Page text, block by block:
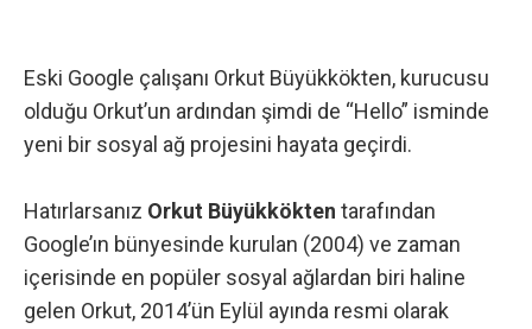
Eski Google çalışanı Orkut Büyükkökten, kurucusu
olduğu Orkut’un ardından şimdi de “Hello” isminde
yeni bir sosyal ağ projesini hayata geçirdi.
Hatırlarsanız Orkut Büyükkökten tarafından
Google’ın bünyesinde kurulan (2004) ve zaman
içerisinde en popüler sosyal ağlardan biri haline
gelen Orkut, 2014’ün Eylül ayında resmi olarak